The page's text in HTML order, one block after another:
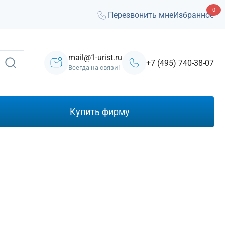
Перезвонить мнеИзбранное
0
mail@1-urist.ru
Всегда на связи! +7 (495) 740-38-07
Купить фирму